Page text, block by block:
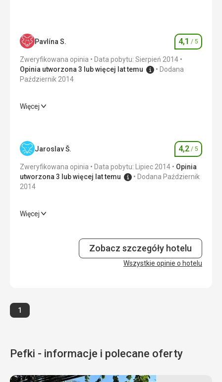
Pavlína S. Ocena
4,1 / 5
Zweryfikowana opinia
Data pobytu: Sierpień 2014
Opinia utworzona 3 lub więcej lat temu
Dodana
Październik 2014
Okolica 4,0/ 5
Usługi 4,0/ 5
Więcej
Jaroslav Š. Ocena
4,2 / 5
Zweryfikowana opinia Data pobytu: Lipiec 2014
Opinia
utworzona 3 lub więcej lat temu
Dodana Październik
2014
4,0 / 5
4,0/ 5
Cena
Więcej
Zobacz szczegóły hotelu
Wszystkie opinie o hotelu
Strona
1
Pefki - informacje i polecane oferty